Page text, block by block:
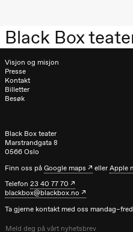
Black Box
Visjon og misjon
Presse
Kontakt
Billetter
Besøk
Black Box teater
Marstrandgata 8
0566 Oslo
Finn oss påGoogle maps ellerApple
Telefon23 40 77 70
blackbox@blackbox.no
Ta gjerne kontakt med oss